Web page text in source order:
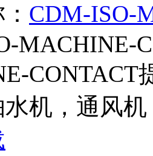
CDM-ISO-
MACHINE-
CONTACT
水机，通风